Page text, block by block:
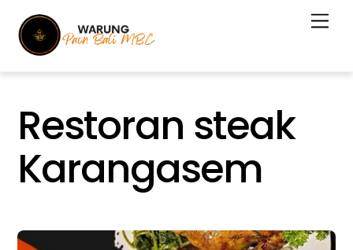
content
Restoran steak
Karangasem